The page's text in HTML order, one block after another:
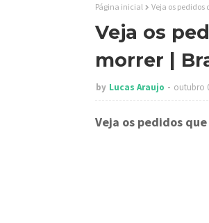
Página inicial Veja os pedidos
Veja os
morrer |
by Lucas Araujo outubro
Veja os pedidos